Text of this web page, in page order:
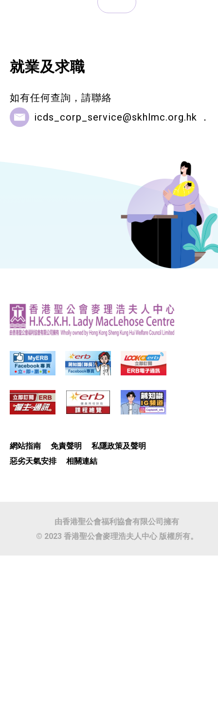
就業及求職
如有任何查詢，請聯絡
icds_corp_service@skhlmc.org.hk ．
網站指南 免責聲明
私隱政策及聲明
惡劣天氣安排
相關連結
由香港聖公會福利協會有限公司擁有
© 2023 香港聖公會麥理浩夫人中心 版權所有。